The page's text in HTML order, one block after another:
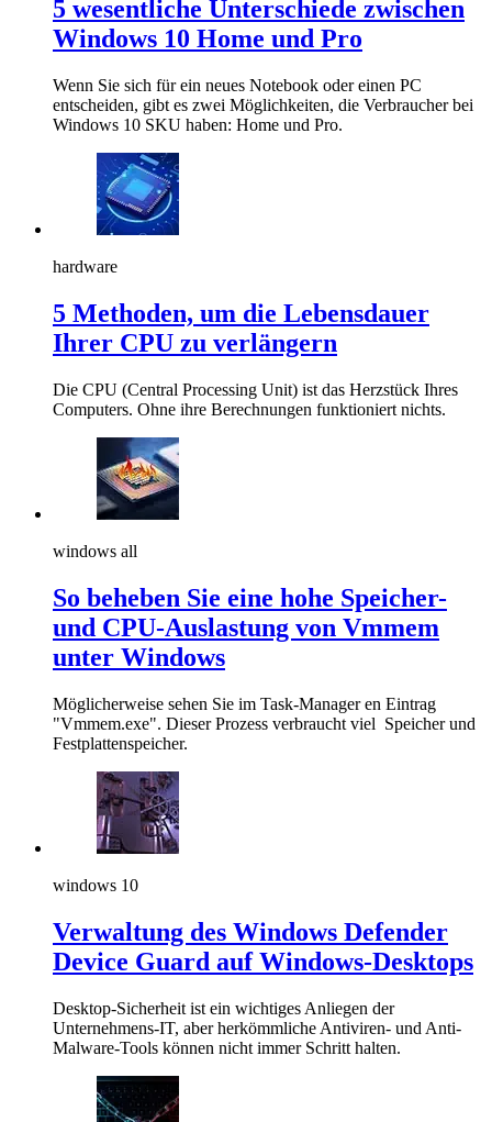
5 wesentliche Unterschiede zwischen
Windows 10 Home und Pro
Wenn Sie sich für ein neues Notebook oder einen PC
entscheiden, gibt es zwei Möglichkeiten, die Verbraucher bei
Windows 10 SKU haben: Home und Pro.
hardware
5 Methoden, um die Lebensdauer
Ihrer CPU zu verlängern
Die CPU (Central Processing Unit) ist das Herzstück Ihres
Computers. Ohne ihre Berechnungen funktioniert nichts.
windows all
So beheben Sie eine hohe Speicher-
und CPU-Auslastung von Vmmem
unter Windows
Möglicherweise sehen Sie im Task-Manager en Eintrag
"Vmmem.exe". Dieser Prozess verbraucht viel Speicher und
Festplattenspeicher.
windows 10
Verwaltung des Windows Defender
Device Guard auf Windows-Desktops
Desktop-Sicherheit ist ein wichtiges Anliegen der
Unternehmens-IT, aber herkömmliche Antiviren- und Anti-
Malware-Tools können nicht immer Schritt halten.